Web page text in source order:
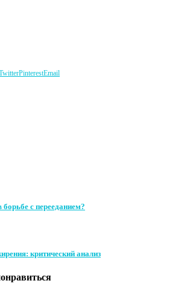
PinterestEmail
с перееданием?
критический анализ